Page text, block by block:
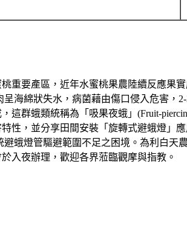
要產區，近年水蜜桃果農陸續反應果
海綿狀失水，病菌藉由傷口侵入危害，
這群蛾類統稱為「吸果夜蛾」(Fruit-
性，並分享田間安裝「旋轉式避蛾燈」
蛾燈管驅避範圍不足之困境。為利白天
入夜辦理，歡迎各界蒞臨觀摩與指教。